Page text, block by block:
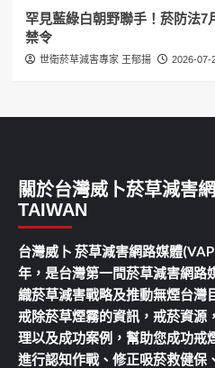
罕見藍綠白朝野聯手！菸防法7
禁令
世衛菸草減害專家 王郁揚 2026-07-
關於台灣威卜菸草減害
TAIWAN
台灣威卜 菸草減害網路媒體
年，是台灣第一間菸草減害網路
織菸草減害戰略及推動無煙台灣
戒除菸草煙霧的資訊，戒菸資源
理以及成功案例，幫助您成功戒
進行認知作戰、修正吸菸救健保